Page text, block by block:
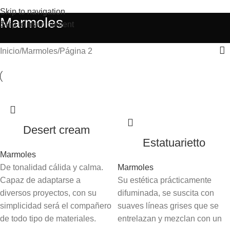
Skip to navigation
Skip to main content
Marmoles
Inicio Marmoles Página 2
Desert cream
Marmoles
De tonalidad cálida y calma.
Capaz de adaptarse a
diversos proyectos, con su
simplicidad será el compañero
de todo tipo de materiales.
Estatuarietto
Marmoles
Su estética prácticamente
difuminada, se suscita con
suaves líneas grises que se
entrelazan y mezclan con un